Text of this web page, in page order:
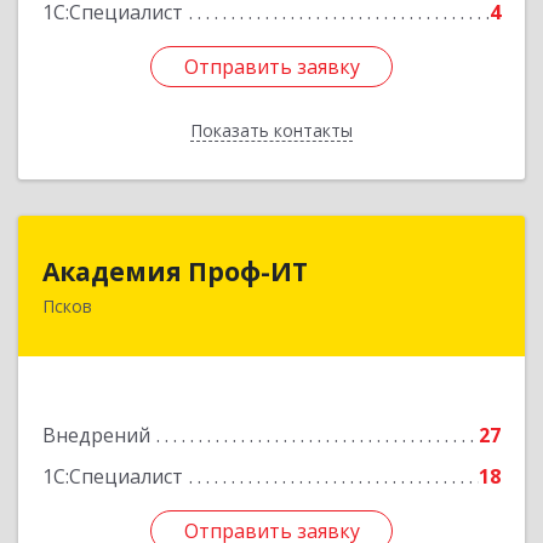
1С:Специалист 4
Отправить заявку
Показать контакты
Отправить заявку
Назад
Академия Проф-ИТ
Псков
Внедрений
27
1С:Специалист
18
Отправить заявку
Академия Проф-ИТ
180004, Псковская обл, Псков г, Металлистов
Отправить заявку